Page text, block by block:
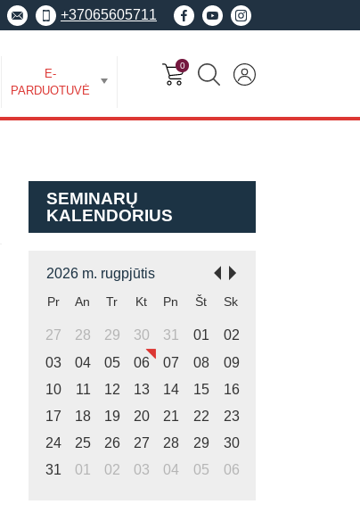
+37065605711
E-
PARDUOTUVĖ
0
SEMINARŲ
KALENDORIUS
2026 m. rugpjūtis
Pr An Tr Kt Pn Št Sk
27 28 29 30 31 01
02
03
04 05 06 07 08
09
10
11 12 13 14 15
16
17
18 19 20 21 22
23
24
25 26 27 28 29
30
31
01 02 03 04 05 06